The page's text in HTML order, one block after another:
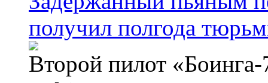
получил полгода
Второй пилот